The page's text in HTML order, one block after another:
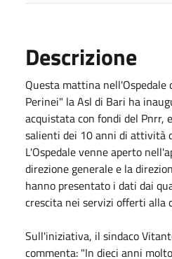
Descrizione
Questa mattina nell'Ospedale
Perinei" la Asl di Bari ha
acquistata con fondi del Pnrr,
salienti dei 10 anni di attività
L'Ospedale venne aperto
direzione generale e la
hanno presentato i dati dai
crescita nei servizi offerti alla
Sull'iniziativa, il sindaco
commenta: "In dieci anni